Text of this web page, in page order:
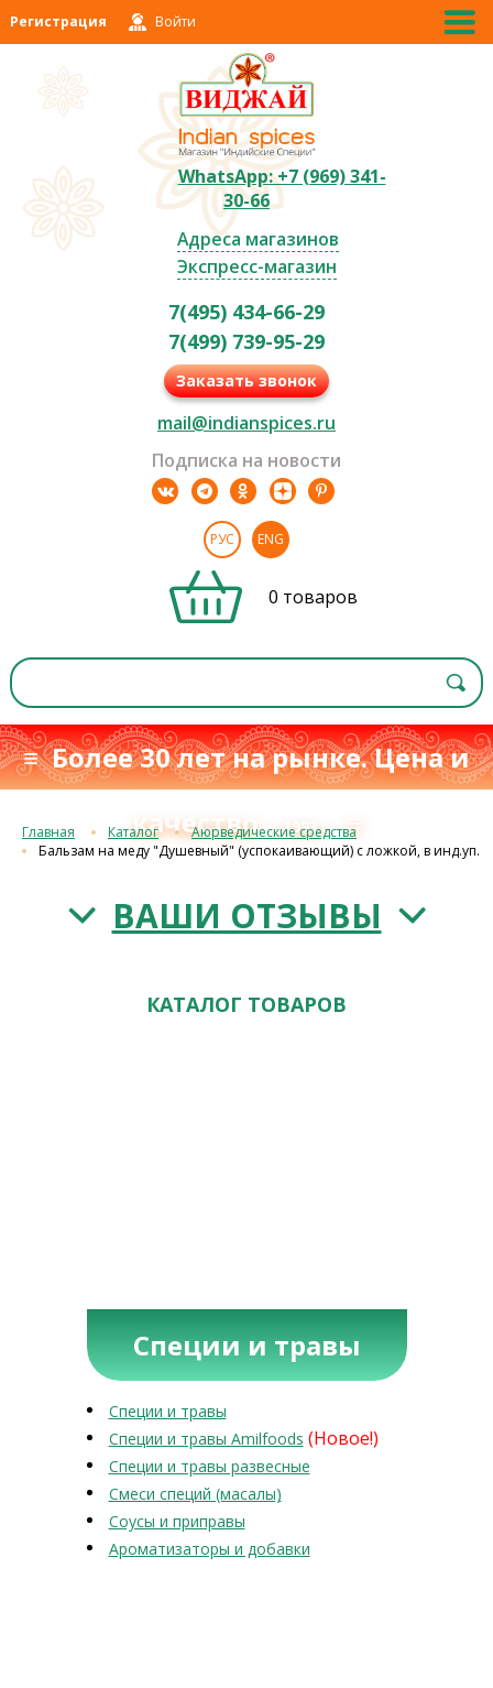
Регистрация Войти
WhatsApp: +7 (969) 341-
30-66
Адреса магазинов
Экспресс-магазин
7(495) 434-66-29
7(499) 739-95-29
Заказать звонок
mail@indianspices.ru
Подписка на новости
РУС ENG
0 товаров
≡ Более 30 лет на рынке. Цена и
качествос 1993 г.≡
Главная Каталог
Аюрведические средства
Бальзам на меду "Душевный" (успокаивающий) с ложкой, в инд.уп.
ВАШИ ОТЗЫВЫ
КАТАЛОГ ТОВАРОВ
Специи и травы
Специи и травы
Специи и травы Amilfoods (Новое!)
Специи и травы развесные
Смеси специй (масалы)
Соусы и приправы
Ароматизаторы и добавки